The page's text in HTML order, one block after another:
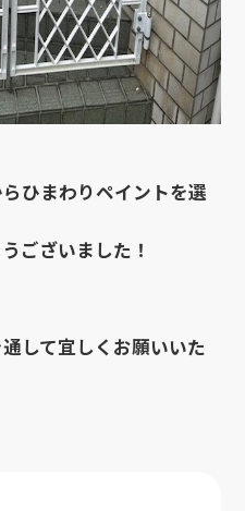
ひまわりペイントを選
ございました！
して宜しくお願いいた